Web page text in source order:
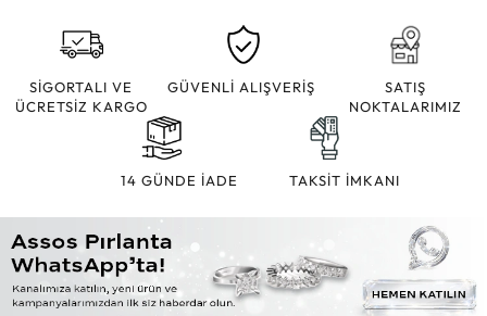
SİGORTALI VE
ÜCRETSİZ KARGO
GÜVENLİ ALIŞVERİŞ
SATIŞ
NOKTALARIMIZ
14 GÜNDE İADE TAKSİT İMKANI